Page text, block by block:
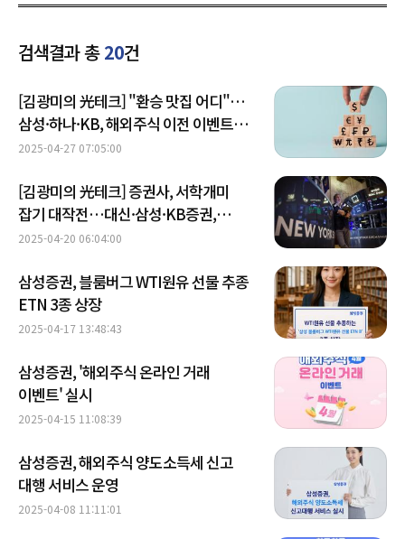
검색결과 총20건
[김광미의 光테크] "환승 맛집 어디"…
삼성·하나·KB, 해외주식 이전 이벤트
운영
2025-04-27 07:05:00
[김광미의 光테크] 증권사, 서학개미
잡기 대작전…대신·삼성·KB증권,
이벤트
2025-04-20 06:04:00
삼성증권, 블룸버그 WTI원유 선물 추종
ETN 3종 상장
2025-04-17 13:48:43
삼성증권, '해외주식 온라인 거래
이벤트' 실시
2025-04-15 11:08:39
삼성증권, 해외주식 양도소득세 신고
대행 서비스 운영
2025-04-08 11:11:01